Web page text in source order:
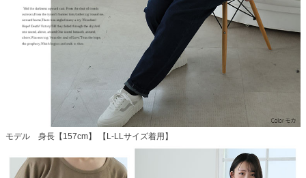
モデル 身長【157cm】 【L-LLサイズ着用】